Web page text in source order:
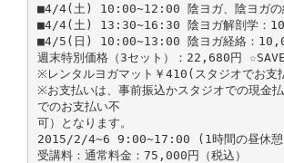
■4/4(土) 10:00~12:00 陰ヨガ、陰ヨガの
■4/4(土) 13:30~16:30 陰ヨガ解剖学：
■4/5(日) 10:00~13:00 陰ヨガ経絡：
週末特別価格（3セット）：22,680円
※レンタルヨガマット￥410(スタジオでお支
※お支払いは、事前振込かスタジオでの現金
でのお支払い不
可）となります。
2015/2/4~6 9:00~17:00 (1時間の昼休憩
受講料：通常料金：75,000円（税込）